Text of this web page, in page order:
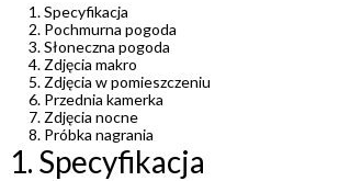
Specyfikacja
Pochmurna pogoda
Słoneczna pogoda
Zdjęcia makro
Zdjęcia w pomieszczeniu
Przednia kamerka
Zdjęcia nocne
Próbka nagrania
1. Specyfikacja